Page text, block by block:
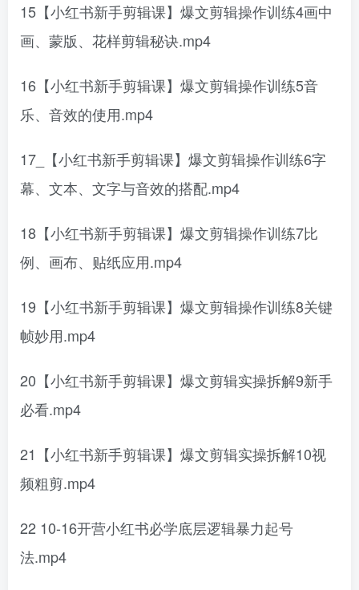
15【小红书新手剪辑课】爆文剪辑操作训练4画中
画、蒙版、花样剪辑秘诀.mp4
16【小红书新手剪辑课】爆文剪辑操作训练5音
乐、音效的使用.mp4
17_【小红书新手剪辑课】爆文剪辑操作训练6字
幕、文本、文字与音效的搭配.mp4
18【小红书新手剪辑课】爆文剪辑操作训练7比
例、画布、贴纸应用.mp4
19【小红书新手剪辑课】爆文剪辑操作训练8关键
帧妙用.mp4
20【小红书新手剪辑课】爆文剪辑实操拆解9新手
必看.mp4
21【小红书新手剪辑课】爆文剪辑实操拆解10视
频粗剪.mp4
22 10-16开营小红书必学底层逻辑暴力起号
法.mp4